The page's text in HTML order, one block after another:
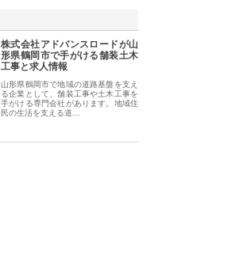
株式会社アドバンスロードが山
形県鶴岡市で手がける舗装土木
工事と求人情報
山形県鶴岡市で地域の道路基盤を支え
る企業として、舗装工事や土木工事を
手がける専門会社があります。地域住
民の生活を支える道…